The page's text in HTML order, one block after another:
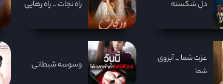
دل شکسته راه نجات _ راه رهایی
عزت شما _ آبروی
شما
وسوسه شیطانی